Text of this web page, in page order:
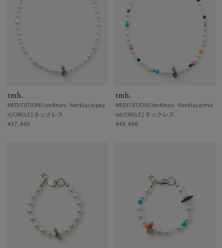
tmh.
MEDITATIONS les fleurs - Necklace/pea
rl/CIRCLE | ネックレス
¥37,400
tmh.
MEDITATIONS les fleurs - Necklace/mix
ed/CIRCLE | ネックレス
¥48,400